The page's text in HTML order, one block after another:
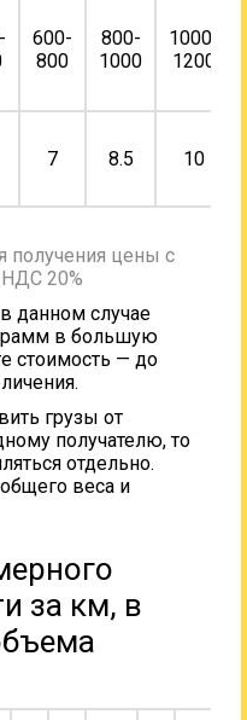
600-
800
800-
1000
1000-
1200
7 8.5 10
цены с
20%
данном случае
в большую
стоимость — до
грузы от
получателю, то
отдельно.
веса и
за км, в